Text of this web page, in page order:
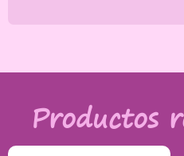
Productos